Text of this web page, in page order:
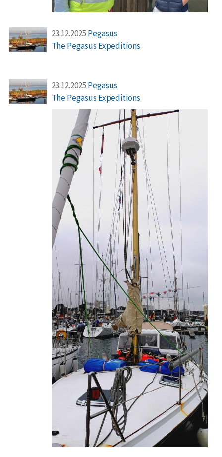
23.12.2025 Pegasus
The Pegasus Expeditions
23.12.2025 Pegasus
The Pegasus Expeditions